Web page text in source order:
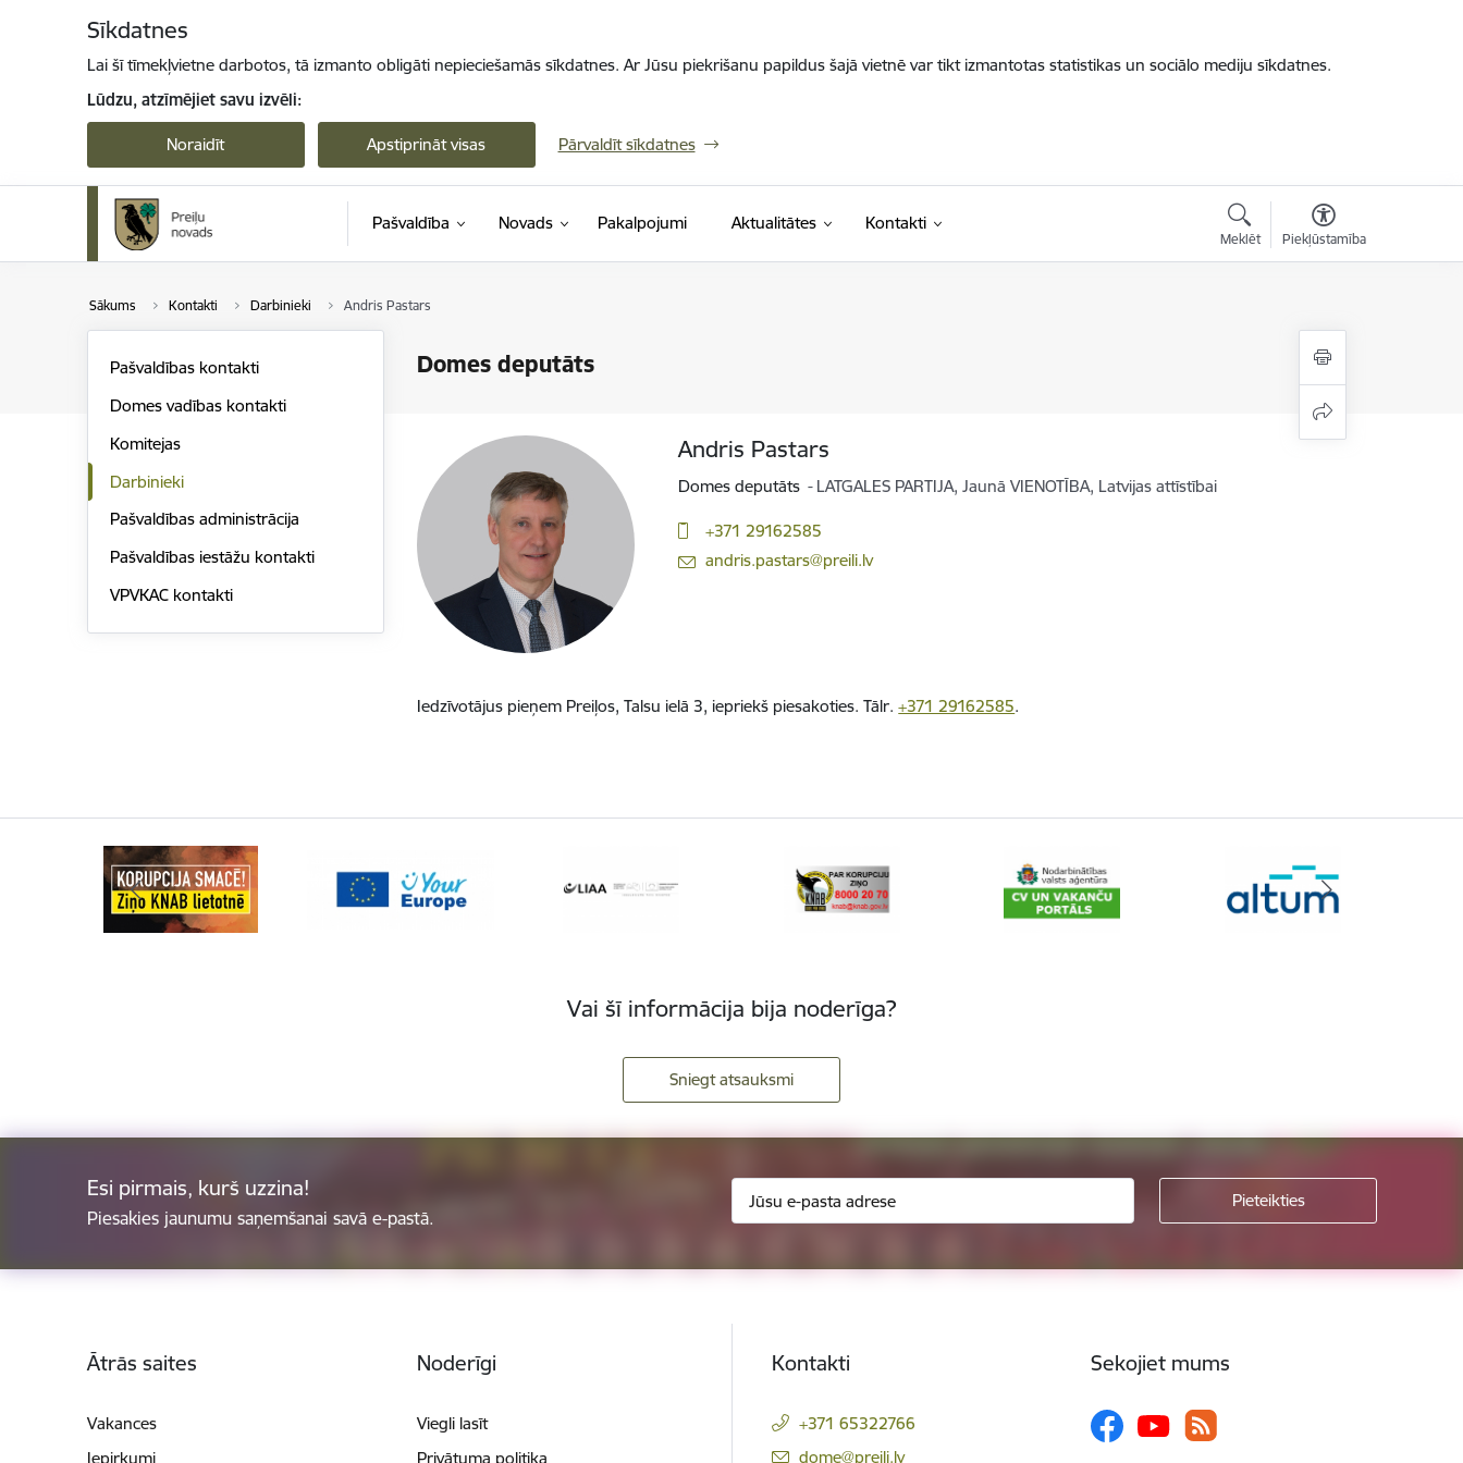
Sīkdatnes
Lai šī tīmekļvietne darbotos, tā izmanto obligāti nepieciešamās sīkdatnes. Ar Jūsu piekrišanu papildus šajā vietnē var tikt izmantotas statistikas un sociālo mediju sīkdatnes.
Lūdzu, atzīmējiet savu izvēli:
Noraidīt Apstiprināt visas Pārvaldīt sīkdatnes
Pašvaldība Novads Pakalpojumi Aktualitātes Kontakti
Meklēt Piekļūstamība
Sākums Kontakti Darbinieki Andris Pastars
Domes deputāts
Pašvaldības kontakti
Domes vadības kontakti
Komitejas
Darbinieki
Pašvaldības administrācija
Pašvaldības iestāžu kontakti
VPVKAC kontakti
Andris Pastars
Domes deputāts LATGALES PARTIJA, Jaunā VIENOTĪBA, Latvijas attīstībai
+371 29162585
E-pasts:
andris.pastars@preili.lv
Iedzīvotājus pieņem Preiļos, Talsu ielā 3, iepriekš piesakoties. Tālr.+371 29162585.
Vai šī informācija bija noderīga?
Sniegt atsauksmi
Esi pirmais, kurš uzzina!
Piesakies jaunumu saņemšanai savā e-pastā.
Ātrās saites
Vakances
Iepirkumi
Noderīgi
Viegli lasīt
Privātuma politika
Kontakti
+371 65322766
E-pasts:
dome@preili.lv
Sekojiet mums